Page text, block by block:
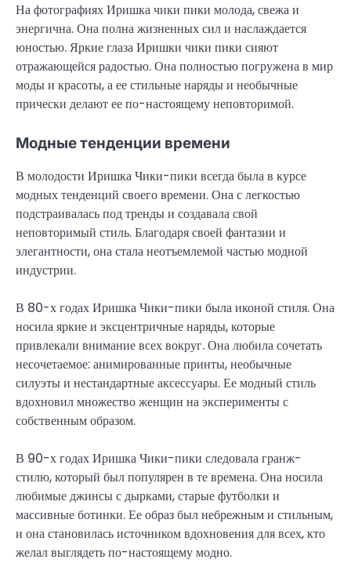
На фотографиях Иришка чики пики молода, свежа и
энергична. Она полна жизненных сил и наслаждается
юностью. Яркие глаза Иришки чики пики сияют
отражающейся радостью. Она полностью погружена в мир
моды и красоты, а ее стильные наряды и необычные
прически делают ее по-настоящему неповторимой.
Модные тенденции времени
В молодости Иришка Чики-пики всегда была в курсе
модных тенденций своего времени. Она с легкостью
подстраивалась под тренды и создавала свой
неповторимый стиль. Благодаря своей фантазии и
элегантности, она стала неотъемлемой частью модной
индустрии.
В 80-х годах Иришка Чики-пики была иконой стиля. Она
носила яркие и эксцентричные наряды, которые
привлекали внимание всех вокруг. Она любила сочетать
несочетаемое: анимированные принты, необычные
силуэты и нестандартные аксессуары. Ее модный стиль
вдохновил множество женщин на эксперименты с
собственным образом.
В 90-х годах Иришка Чики-пики следовала гранж-
стилю, который был популярен в те времена. Она носила
любимые джинсы с дырками, старые футболки и
массивные ботинки. Ее образ был небрежным и стильным,
и она становилась источником вдохновения для всех, кто
желал выглядеть по-настоящему модно.